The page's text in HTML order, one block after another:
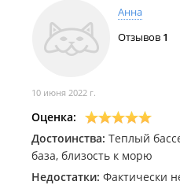
Анна
Отзывов 1
10 июня 2022 г.
Оценка:
Достоинства: Теплый
база, близость к морю
Недостатки: Фактически